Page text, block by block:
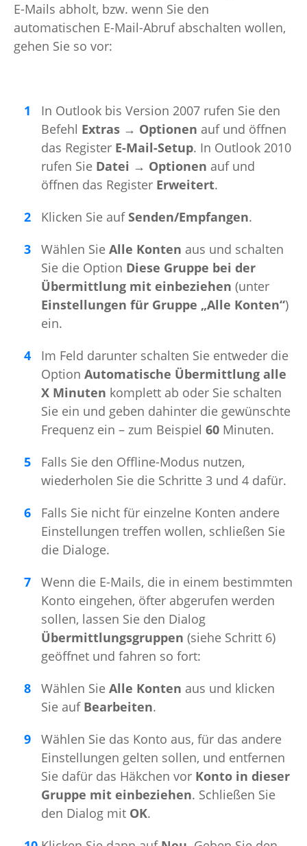
E-Mails abholt, bzw. wenn Sie den
automatischen E-Mail-Abruf abschalten wollen,
gehen Sie so vor:
In Outlook bis Version 2007 rufen Sie den
Befehl Extras → Optionen auf und öffnen
das Register E-Mail-Setup. In Outlook 2010
rufen Sie Datei → Optionen auf und
öffnen das Register Erweitert.
Klicken Sie aufSenden/Empfangen.
Wählen Sie Alle Konten aus und schalten
Sie die Option Diese Gruppe bei der
Übermittlung mit einbeziehen (unter
Einstellungen für Gruppe „Alle Konten“)
ein.
Im Feld darunter schalten Sie entweder die
Option Automatische Übermittlung alle
X Minuten komplett ab oder Sie schalten
Sie ein und geben dahinter die gewünschte
Frequenz ein – zum Beispiel 60 Minuten.
Falls Sie den Offline-Modus nutzen,
wiederholen Sie die Schritte 3 und 4 dafür.
Falls Sie nicht für einzelne Konten andere
Einstellungen treffen wollen, schließen Sie
die Dialoge.
Wenn die E-Mails, die in einem bestimmten
Konto eingehen, öfter abgerufen werden
sollen, lassen Sie den Dialog
Übermittlungsgruppen (siehe Schritt 6)
geöffnet und fahren so fort:
Wählen Sie Alle Konten aus und klicken
Sie auf Bearbeiten.
Wählen Sie das Konto aus, für das andere
Einstellungen gelten sollen, und entfernen
Sie dafür das Häkchen vor Konto in dieser
Gruppe mit einbeziehen. Schließen Sie
den Dialog mit OK.